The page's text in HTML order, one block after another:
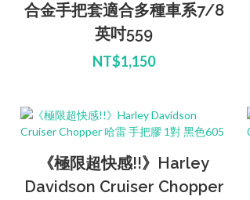
合金手把套適合多種車系7/8
英吋559
NT$1,150
《極限超快感!!》Harley
Davidson Cruiser Chopper